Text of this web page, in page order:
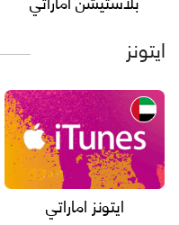
ايتونز
ايتونز اماراتي